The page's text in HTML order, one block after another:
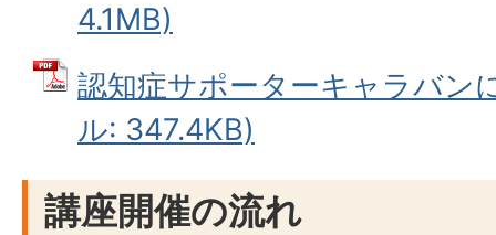
4.1MB)
認知症サポーターキャラバン
ル: 347.4KB)
講座開催の流れ